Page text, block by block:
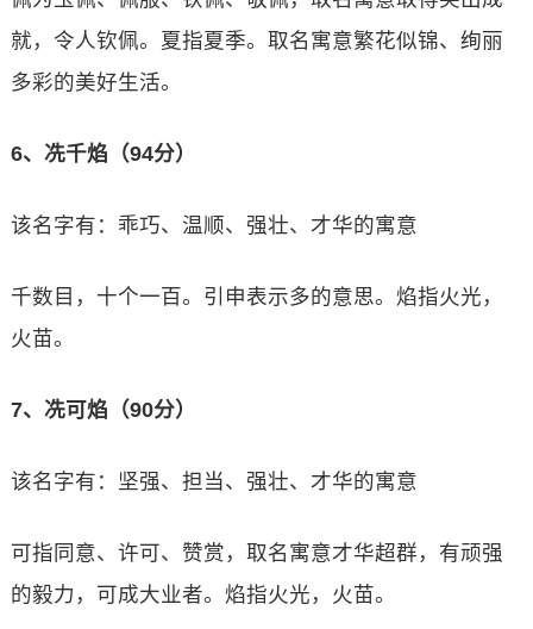
就，令人钦佩。夏指夏季。取名寓意繁花似锦、绚丽
多彩的美好生活。
6、冼千焰（94分）
该名字有：乖巧、温顺、强壮、才华的寓意
千数目，十个一百。引申表示多的意思。焰指火光，
火苗。
7、冼可焰（90分）
该名字有：坚强、担当、强壮、才华的寓意
可指同意、许可、赞赏，取名寓意才华超群，有顽强
的毅力，可成大业者。焰指火光，火苗。